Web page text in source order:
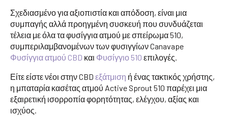
Σχεδιασμένο για αξιοπιστία και απόδοση, είναι μια
συμπαγής αλλά προηγμένη συσκευή που συνδυάζεται
τέλεια με όλα τα φυσίγγια ατμού με σπείρωμα 510,
συμπεριλαμβανομένων των φυσιγγίων Canavape
Φυσίγγια ατμού CBD και Φυσίγγιο 510 επιλογές.
Είτε είστε νέοι στην CBD εξάτμιση ή ένας τακτικός χρήστης,
η μπαταρία κασέτας ατμού Active Sprout 510 παρέχει μια
εξαιρετική ισορροπία φορητότητας, ελέγχου, αξίας και
ισχύος.